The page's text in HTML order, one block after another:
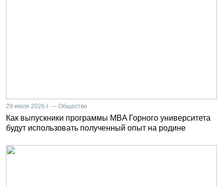
29 июля 2026 г. — Общество
Как выпускники программы MBA Горного университета
будут использовать полученный опыт на родине